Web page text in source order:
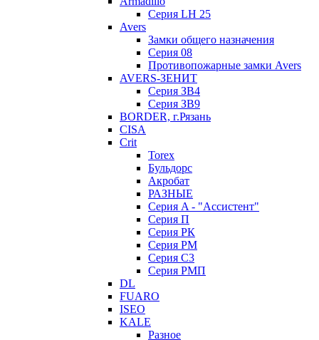
Серия LH 25
Avers
Замки общего назначения
Серия 08
Противопожарные замки Avers
AVERS-ЗЕНИТ
Серия ЗВ4
Серия ЗВ9
BORDER, г.Рязань
CISA
Crit
Torex
Бульдорс
Акробат
РАЗНЫЕ
Серия A - "Ассистент"
Серия П
Серия РК
Серия РМ
Серия С3
Серия РМП
DL
FUARO
ISEO
KALE
Разное